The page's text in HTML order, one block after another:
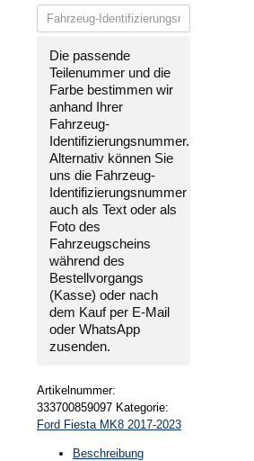
LACKIERT
IN
WUNSCHFARBE
NEU
Ford
Fiesta
2017-
2021
Menge
Die passende
Teilenummer und die
Farbe bestimmen wir
anhand Ihrer
Fahrzeug-
Identifizierungsnummer.
Alternativ können Sie
uns die Fahrzeug-
Identifizierungsnummer
auch als Text oder als
Foto des
Fahrzeugscheins
während des
Bestellvorgangs
(Kasse) oder nach
dem Kauf per E-Mail
oder WhatsApp
zusenden.
Artikelnummer:
333700859097 Kategorie:
Ford Fiesta MK8 2017-2023
Beschreibung